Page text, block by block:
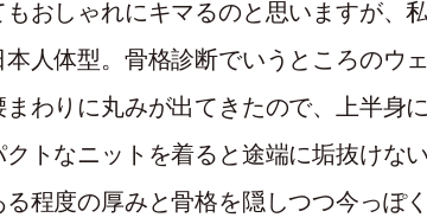
おしゃれにキマるのと思いますが、私
人体型。骨格診断でいうところのウェ
わりに丸みが出てきたので、上半身に
トなニットを着ると途端に垢抜けない
程度の厚みと骨格を隠しつつ今っぽく